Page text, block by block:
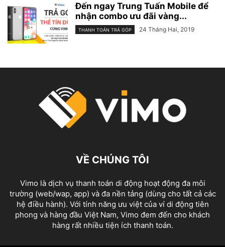
Đến ngay Trung Tuấn Mobile để
nhận combo ưu đãi vàng...
THANH TOÁN TRẢ GÓP 24 Tháng Hai, 2019
VỀ CHÚNG TÔI
Vimo là dịch vụ thanh toán di động hoạt động đa môi
trường (web/wap, app) và đa nền tảng (dùng cho tất cả các
hệ điều hành). Với tính năng ưu việt của ví di động tiên
phong và hàng đầu Việt Nam, Vimo đem đến cho khách
hàng rất nhiều tiện ích thanh toán.